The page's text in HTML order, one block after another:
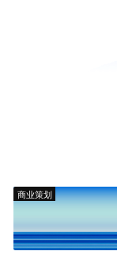
商业策划